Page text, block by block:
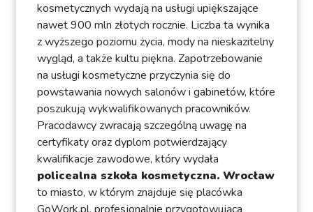
kosmetycznych wydają na usługi upiększające
nawet 900 mln złotych rocznie. Liczba ta wynika
z wyższego poziomu życia, mody na nieskazitelny
wygląd, a także kultu piękna. Zapotrzebowanie
na usługi kosmetyczne przyczynia się do
powstawania nowych salonów i gabinetów, które
poszukują wykwalifikowanych pracowników.
Pracodawcy zwracają szczególną uwagę na
certyfikaty oraz dyplom potwierdzający
kwalifikacje zawodowe, który wydała
policealna szkoła kosmetyczna. Wrocław
to miasto, w którym znajduje się placówka